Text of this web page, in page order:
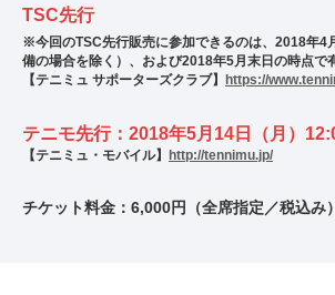
TSC先行
※今回のTSC先行販売に参加できるのは、2018年4
備の場合を除く）、および2018年5月末日の時点
【テニミュ サポーターズクラブ】
https://
テニモ先行：2018年5月14日（月）
【テニミュ・モバイル】 http://tennimu.jp/
チケット料金：6,000円（全席指定／税込み）